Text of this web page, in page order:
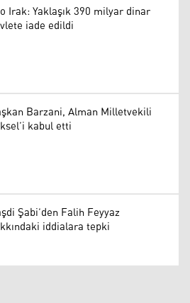
Irak: Yaklaşık 390 milyar dinar
iade edildi
Barzani, Alman Milletvekili
kabul etti
Şabi’den Falih Feyyaz
iddialara tepki